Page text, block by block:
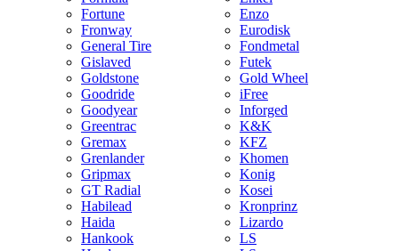
Fortune
Fronway
General Tire
Gislaved
Goldstone
Goodride
Goodyear
Greentrac
Gremax
Grenlander
Gripmax
GT Radial
Habilead
Haida
Hankook
Enzo
Eurodisk
Fondmetal
Futek
Gold Wheel
iFree
Inforged
K&K
KFZ
Khomen
Konig
Kosei
Kronprinz
Lizardo
LS